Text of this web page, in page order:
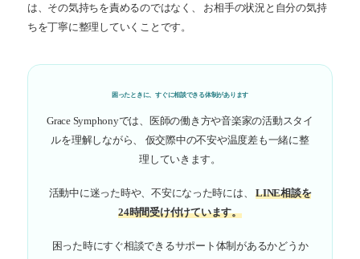
は、その気持ちを責めるのではなく、 お相手の状況と自分の気持
ちを丁寧に整理していくことです。
困ったときに、すぐに相談できる体制があります
Grace Symphonyでは、医師の働き方や音楽家の活動スタイ
ルを理解しながら、 仮交際中の不安や温度差も一緒に整
理していきます。
活動中に迷った時や、不安になった時には、LINE相談を
24時間受け付けています。
困った時にすぐ相談できるサポート体制があるかどうか